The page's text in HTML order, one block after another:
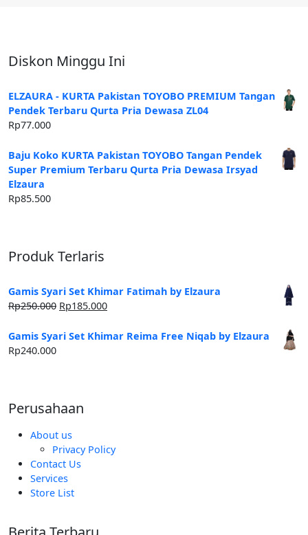
Diskon Minggu Ini
ELZAURA - KURTA Pakistan TOYOBO PREMIUM Tangan
Pendek Terbaru Qurta Pria Dewasa ZL04
Rp77.000
Baju Koko KURTA Pakistan TOYOBO Tangan Pendek
Super Premium Terbaru Qurta Pria Dewasa Irsyad
Elzaura
Rp85.500
Produk Terlaris
Gamis Syari Set Khimar Fatimah by Elzaura
Rp250.000 Harga
adalah:
Rp185.000Harga
ini
Gamis Syari Set Khimar Reima Free Niqab by Elzaura
Rp240.000
Perusahaan
About us
Privacy Policy
Contact Us
Services
Store List